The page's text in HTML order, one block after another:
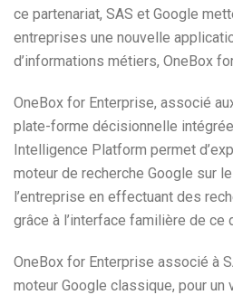
ce partenariat, SAS et Google
entreprises une nouvelle
d’informations métiers, OneBox
OneBox for Enterprise, associé
plate-forme décisionnelle
Intelligence Platform permet
moteur de recherche Google sur
l’entreprise en effectuant des
grâce à l’interface familière de ce
OneBox for Enterprise associé à
moteur Google classique, pour